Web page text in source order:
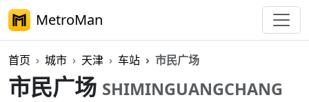
MetroMan
首页 城市 天津 车站 市民广场
市民广场 SHIMINGUANGCHANG